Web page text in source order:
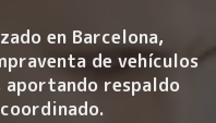
en Barcelona,
de vehículos
aportando respaldo